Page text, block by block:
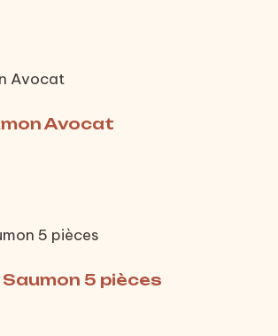
Avocat
5 pièces